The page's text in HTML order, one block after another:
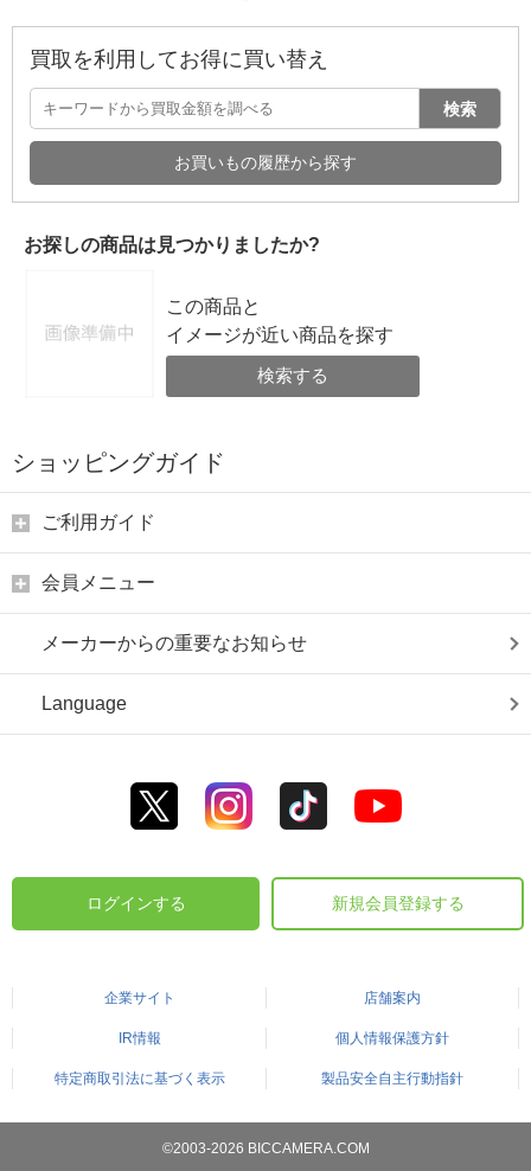
買取を利用してお得に買い替え
検索
お買いもの履歴から探す
お探しの商品は見つかりましたか?
この商品と
イメージが近い商品を探す
検索する
ショッピングガイド
ご利用ガイド
会員メニュー
メーカーからの重要なお知らせ
Language
ログインする 新規会員登録する
企業サイト 店舗案内
IR情報 個人情報保護方針
特定商取引法に基づく表示 製品安全自主行動指針
©2003-2026 BICCAMERA.COM